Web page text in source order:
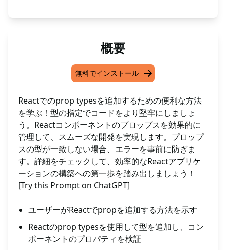
概要
無料でインストール
Reactでのprop typesを追加するための便利な方法
を学ぶ！型の指定でコードをより堅牢にしましょ
う。Reactコンポーネントのプロップスを効果的に
管理して、スムーズな開発を実現します。プロップ
スの型が一致しない場合、エラーを事前に防ぎま
す。詳細をチェックして、効率的なReactアプリケ
ーションの構築への第一歩を踏み出しましょう！
[Try this Prompt on ChatGPT]
ユーザーがReactでpropを追加する方法を示す
Reactのprop typesを使用して型を追加し、コン
ポーネントのプロパティを検証